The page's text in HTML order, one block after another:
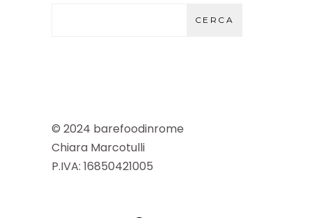
CERCA
© 2024 barefoodinrome
Chiara Marcotulli
P.IVA: 16850421005